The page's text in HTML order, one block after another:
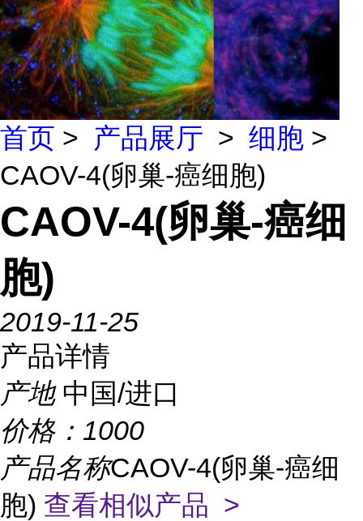
首页 > 产品展厅 > 细胞 >
CAOV-4(卵巢-癌细胞)
CAOV-4(卵巢-癌细
胞)
2019-11-25
产品详情
产地 中国/进口
价格： 1000
产品名称CAOV-4(卵巢-癌细
胞) 查看相似产品 >